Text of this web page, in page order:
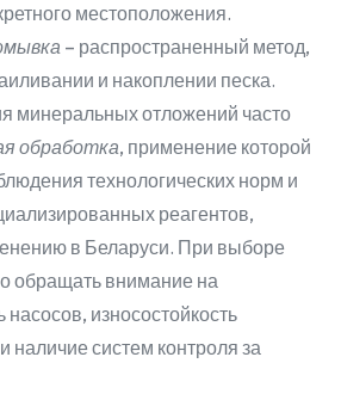
местоположения.
– распространенный метод,
и накоплении песка.
минеральных отложений часто
обработка, применение которой
технологических норм и
реагентов,
в Беларуси. При выборе
обращать внимание на
насосов, износостойкость
систем контроля за